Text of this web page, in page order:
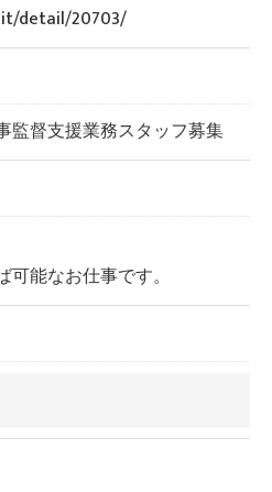
＞
成に必要な範囲において、
場合があります。
個人情報保護契約等の措
行います。
洩等がなされないよう、適
ます。
合は、それに対応した当社
い場合がございますので
detail/20703/
監督支援業務スタッフ募集
能なお仕事です。